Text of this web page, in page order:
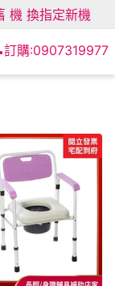
機 換指定新機
訂購:0907319977